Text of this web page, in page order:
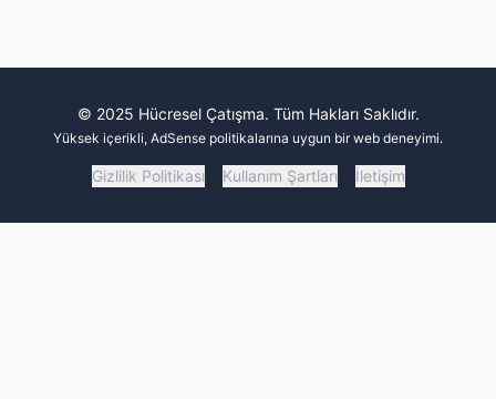
© 2025 Hücresel Çatışma. Tüm Hakları Saklıdır.
Yüksek içerikli, AdSense politikalarına uygun bir web deneyimi.
Gizlilik Politikası Kullanım Şartları İletişim